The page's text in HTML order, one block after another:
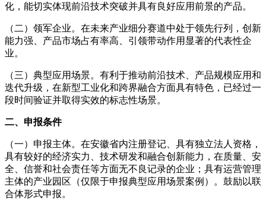
化，能切实体现前沿技术突破并具有良好应用前景的产品。
（二）领军企业。在未来产业细分赛道中处于领先行列，创新
能力强、产品市场占有率高、引领带动作用显著的代表性企
业。
（三）典型应用场景。有利于推动前沿技术、产品规模应用和
迭代升级，在新型工业化和跨界融合方面具有特色，已经过一
段时间验证并取得实效的标志性场景。
二、申报条件
（一）申报主体。在安徽省内注册登记、具有独立法人资格，
具有较好的经济实力、技术研发和融合创新能力，在质量、安
全、信誉和社会责任等方面无不良记录的企业；具有运营管理
主体的产业园区（仅限于申报典型应用场景案例）。鼓励以联
合体形式申报。